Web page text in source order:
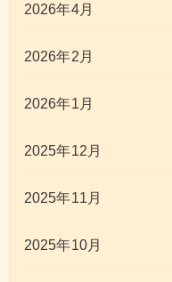
2026年4月
2026年2月
2026年1月
2025年12月
2025年11月
2025年10月